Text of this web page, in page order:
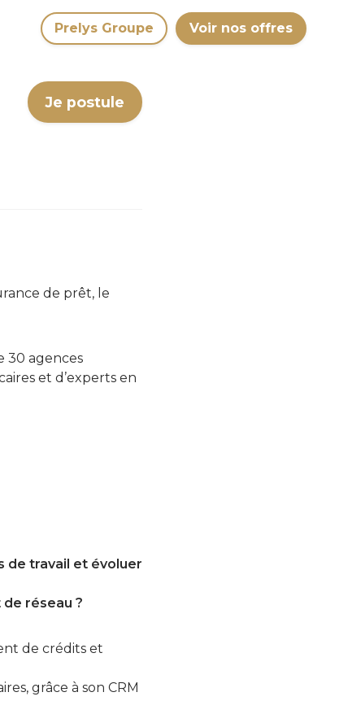
Prelys Groupe Voir nos offres
Je postule
de prêt, le
30 agences
et d’experts en
de travail et évoluer
réseau ?
de crédits et
grâce à son CRM